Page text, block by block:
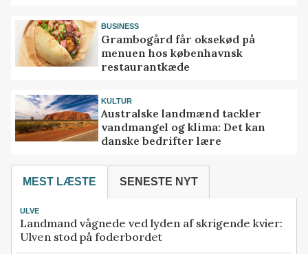
BUSINESS
Grambogård får oksekød på
menuen hos københavnsk
restaurantkæde
KULTUR
Australske landmænd tackler
vandmangel og klima: Det kan
danske bedrifter lære
MEST LÆSTE SENESTE NYT
ULVE
Landmand vågnede ved lyden af skrigende kvier:
Ulven stod på foderbordet